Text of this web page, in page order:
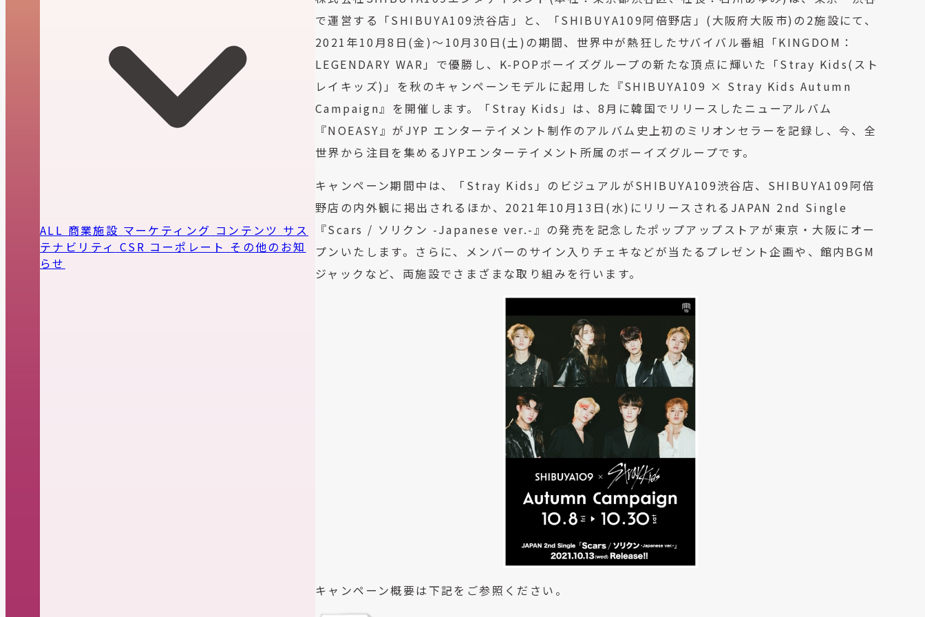
ALL 商業施設 マーケティング コンテンツ サス
テナビリティ CSR コーポレート その他のお知
らせ
で運営する「SHIBUYA109渋谷店」と、「SHIBUYA109阿倍野店」(大阪府大阪市)の2施設にて、
2021年10月8日(金)～10月30日(土)の期間、世界中が熱狂したサバイバル番組「KINGDOM：
LEGENDARY WAR」で優勝し、K-POPボーイズグループの新たな頂点に輝いた「Stray Kids(スト
レイキッズ)」を秋のキャンペーンモデルに起用した『SHIBUYA109 × Stray Kids Autumn
Campaign』を開催します。「Stray Kids」は、8月に韓国でリリースしたニューアルバム
『NOEASY』がJYP エンターテイメント制作のアルバム史上初のミリオンセラーを記録し、今、全
世界から注目を集めるJYPエンターテイメント所属のボーイズグループです。
キャンペーン期間中は、「Stray Kids」のビジュアルがSHIBUYA109渋谷店、SHIBUYA109阿倍
野店の内外観に掲出されるほか、2021年10月13日(水)にリリースされるJAPAN 2nd Single
『Scars / ソリクン -Japanese ver.-』の発売を記念したポップアップストアが東京・大阪にオー
プンいたします。さらに、メンバーのサイン入りチェキなどが当たるプレゼント企画や、館内BGM
ジャックなど、両施設でさまざまな取り組みを行います。
キャンペーン概要は下記をご参照ください。